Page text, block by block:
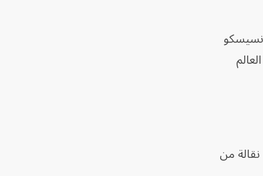
من